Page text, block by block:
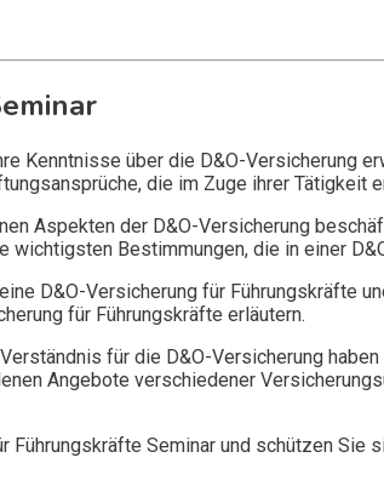
Kenntnisse über die D&O-Versicherung
die im Zuge ihrer Tätigkeit
Aspekten der D&O-Versicherung
Bestimmungen, die in einer
D&O-Versicherung für Führungskräfte
für Führungskräfte erläutern.
für die D&O-Versicherung
Angebote verschiedener
Seminar und schützen Sie